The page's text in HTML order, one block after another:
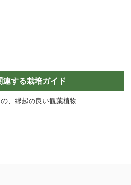
連する栽培ガイド
、縁起の良い観葉植物